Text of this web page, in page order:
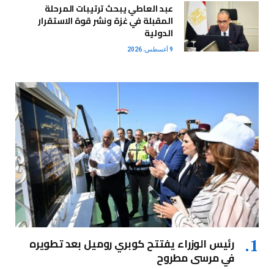
عبد العاطي يبحث ترتيبات المرحلة
المقبلة في غزة ونشر قوة الاستقرار
الدولية
9 أغسطس، 2026
رئيس الوزراء يفتتح كوبري روميل بعد تطويره
في مرسى مطروح